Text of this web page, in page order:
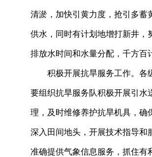
清淤，加快引黄力度，抢引多蓄
供水，同时有计划地增打新井，
排放水时间和水量分配，千方百
积极开展抗旱服务工作。各级
要组织抗旱服务队积极开展引水
理，及时维修养护抗旱机具，确
深入田间地头，开展技术指导和
准确提供气象信息服务，抓住有